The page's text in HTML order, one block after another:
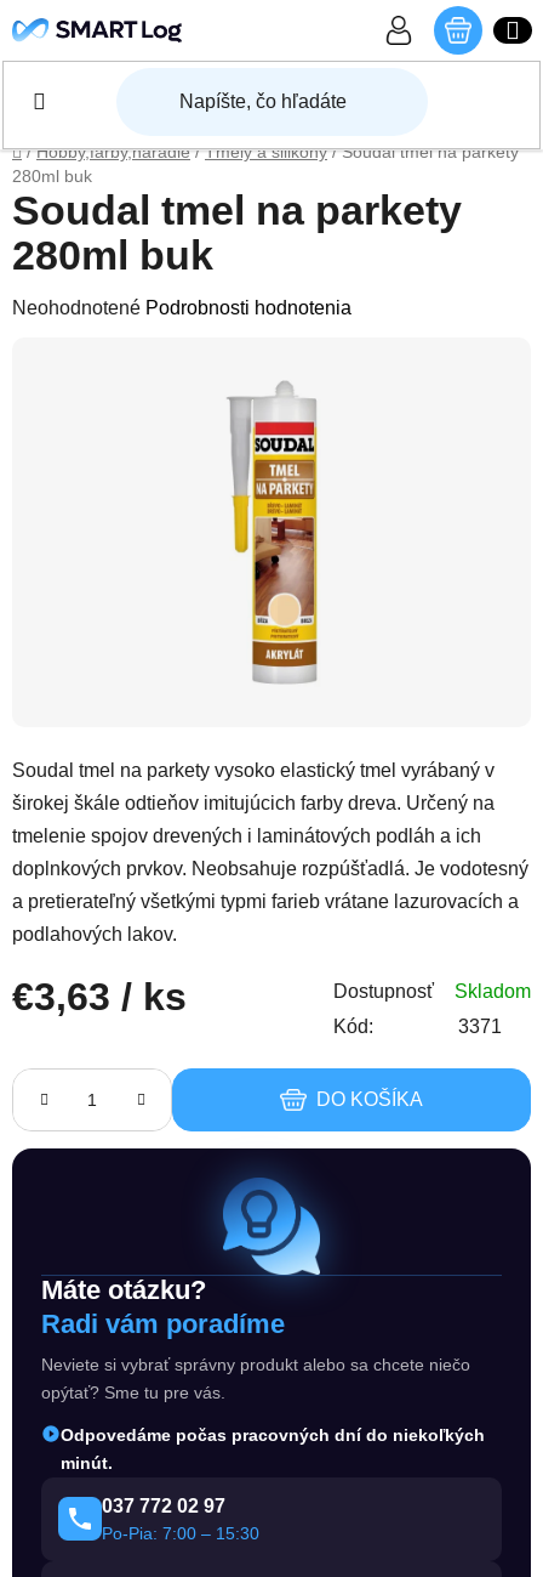
Domov
/ Hobby,farby,náradie / Tmely a silikóny / Soudal tmel na parkety
280ml buk
Soudal tmel na parkety vysoko elastický tmel vyrábaný v
širokej škále odtieňov imitujúcich farby dreva. Určený na
tmelenie spojov drevených i laminátových podláh a ich
doplnkových prvkov. Neobsahuje rozpúšťadlá. Je vodotesný
a pretierateľný všetkými typmi farieb vrátane lazurovacích a
podlahových lakov.
€3,63 / ks Dostupnosť
Skladom
Kód:
3371
DO KOŠÍKA
Máte otázku?
Radi vám poradíme
Neviete si vybrať správny produkt alebo sa chcete niečo
opýtať? Sme tu pre vás.
Odpovedáme počas pracovných dní do niekoľkých
minút.
037 772 02 97
Po-Pia: 7:00 – 15:30
Soudal tmel na parkety
280ml buk
Priemerné hodnotenie produktu je 0,0 z 5 hviezdičiek.
Neohodnotené Podrobnosti hodnotenia